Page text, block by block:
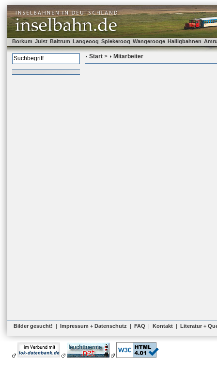
Borkum Juist Baltrum Langeoog Spiekeroog Wangerooge Halligbahnen
Start > Mitarbeiter
Bilder gesucht! | Impressum + Datenschutz | FAQ | Kontakt | Literatur +